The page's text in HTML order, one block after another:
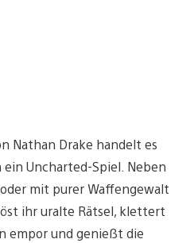
Nathan Drake handelt es
Uncharted-Spiel. Neben
mit purer Waffengewalt
ihr uralte Rätsel, klettert
empor und genießt die